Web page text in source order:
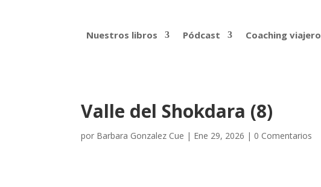
Nuestros libros Pódcast Coaching viajero
Valle del Shokdara (8)
por Barbara Gonzalez Cue | Ene 29, 2026 | 0 Comentarios